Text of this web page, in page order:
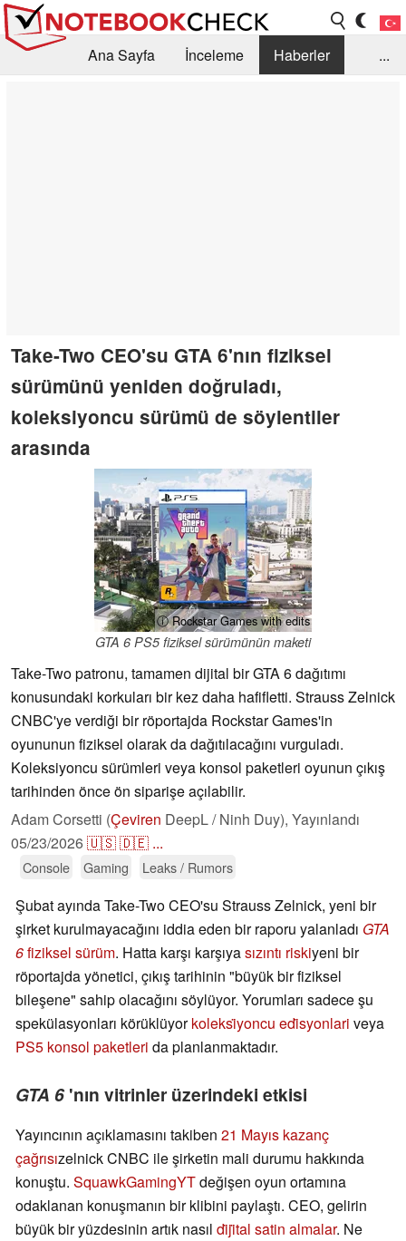
Ana Sayfa İnceleme
Haberler
...
Take-Two CEO'su GTA 6'nın fiziksel
sürümünü yeniden doğruladı,
koleksiyoncu sürümü de söylentiler
arasında
ⓘ Rockstar Games with edits
GTA 6 PS5 fiziksel sürümünün maketi
Take-Two patronu, tamamen dijital bir GTA 6 dağıtımı
konusundaki korkuları bir kez daha hafifletti. Strauss Zelnick
CNBC'ye verdiği bir röportajda Rockstar Games'in
oyununun fiziksel olarak da dağıtılacağını vurguladı.
Koleksiyoncu sürümleri veya konsol paketleri oyunun çıkış
tarihinden önce ön siparişe açılabilir.
Adam Corsetti (Çeviren DeepL / Ninh Duy), Yayınlandı
05/23/2026🇺🇸🇩🇪 ...
Console Gaming Leaks / Rumors
Şubat ayında Take-Two CEO'su Strauss Zelnick, yeni bir
şirket kurulmayacağını iddia eden bir raporu yalanladı GTA
6fiziksel sürüm. Hatta karşı karşıyasızıntı riskiyeni bir
röportajda yönetici, çıkış tarihinin "büyük bir fiziksel
bileşene" sahip olacağını söylüyor. Yorumları sadece şu
spekülasyonları körüklüyorkoleksi̇yoncu edi̇syonlari veya
PS5 konsol paketleri da planlanmaktadır.
GTA 6'nın vitrinler üzerindeki etkisi
Yayıncının açıklamasını takiben 21 Mayıs kazanç
çağrısızelnick CNBC ile şirketin mali durumu hakkında
konuştu. SquawkGamingYTdeğişen oyun ortamına
odaklanan konuşmanın bir klibini paylaştı. CEO, gelirin
büyük bir yüzdesinin artık nasıl di̇ji̇tal satin almalar. Ne